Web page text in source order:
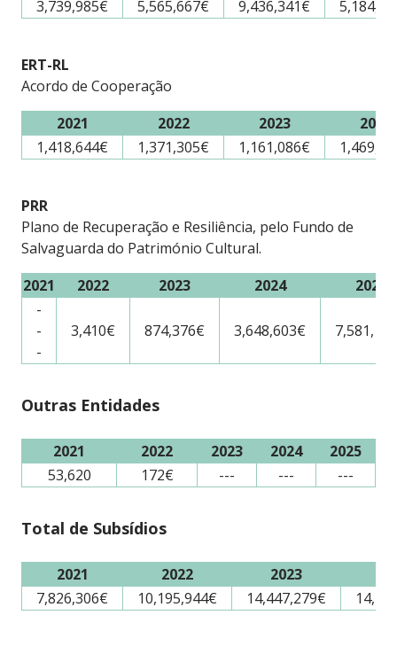
3,739,985€
5,565,667€ 9,436,341€
ERT-RL
Acordo de Cooperação
2021
2022 2023
2024
1,418,644€
1,371,305€ 1,161,086€
PRR
Plano de Recuperação e Resiliência, pelo Fundo de
Salvaguarda do Património Cultural.
2021
2022 2023 2024
2025
-
-
-
3,410€ 874,376€ 3,648,603€
Outras Entidades
2021 2022 2023 2024
2025
53,620
172€ --- --- ---
Total de Subsídios
2021 2022 2023
7,826,306€
10,195,944€ 14,447,279€